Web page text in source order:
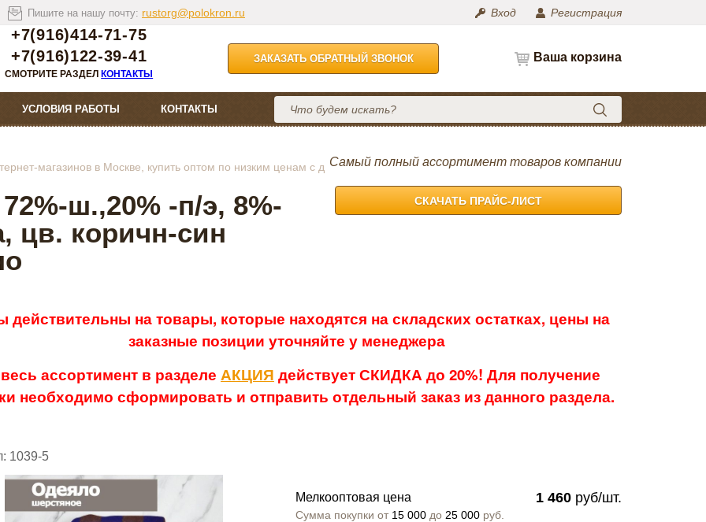
Пишите на нашу почту: rustorg@polokron.ru Вход Регистрация
+7(916)414-71-75
+7(916)122-39-41
СМОТРИТЕ РАЗДЕЛКОНТАКТЫ
ЗАКАЗАТЬ ОБРАТНЫЙ ЗВОНОК Ваша корзина
УСЛОВИЯ РАБОТЫ КОНТАКТЫ
магазинов в Москве, купить оптом по низким ценам с д
ш.,20% -п/э, 8%-
цв. коричн-син
Самый полный ассортимент товаров компании
СКАЧАТЬ ПРАЙС-ЛИСТ
действительны на товары, которые находятся на складских остатках, цены на
заказные позиции уточняйте у менеджера
ассортимент в разделе АКЦИЯ действует СКИДКА до 20%! Для получение
необходимо сформировать и отправить отдельный заказ из данного раздела.
1039-5
Мелкооптовая цена
Сумма покупки от 15 000до 25 000руб.
1 460 руб/шт.